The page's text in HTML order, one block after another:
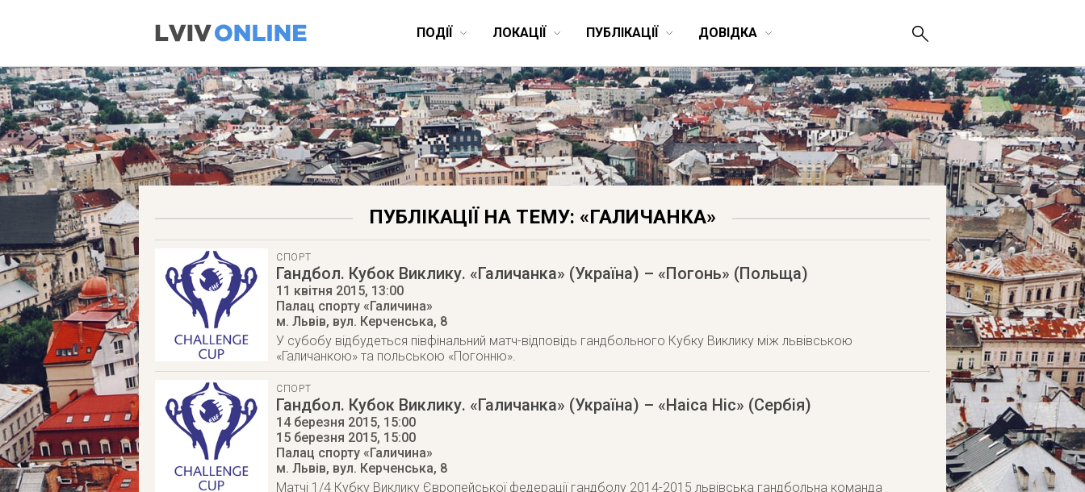
ПОДІЇ ЛОКАЦІЇ ПУБЛІКАЦІЇ ДОВІДКА
ПУБЛІКАЦІЇ НА ТЕМУ: «ГАЛИЧАНКА»
СПОРТ
Гандбол. Кубок Виклику. «Галичанка» (Україна) – «Погонь» (Польща)
11 квітня 2015, 13:00
Палац спорту «Галичина»
м. Львів, вул. Керченська, 8
У субобу відбудеться півфінальний матч-відповідь гандбольного Кубку Виклику між львівською
«Галичанкою» та польською «Погонню».
СПОРТ
Гандбол. Кубок Виклику. «Галичанка» (Україна) – «Наіса Ніс» (Сербія)
14 березня 2015, 15:00
15 березня 2015, 15:00
Палац спорту «Галичина»
м. Львів, вул. Керченська, 8
Матчі 1/4 Кубку Виклику Європейської федерації гандболу 2014-2015 львівська гандбольна команда